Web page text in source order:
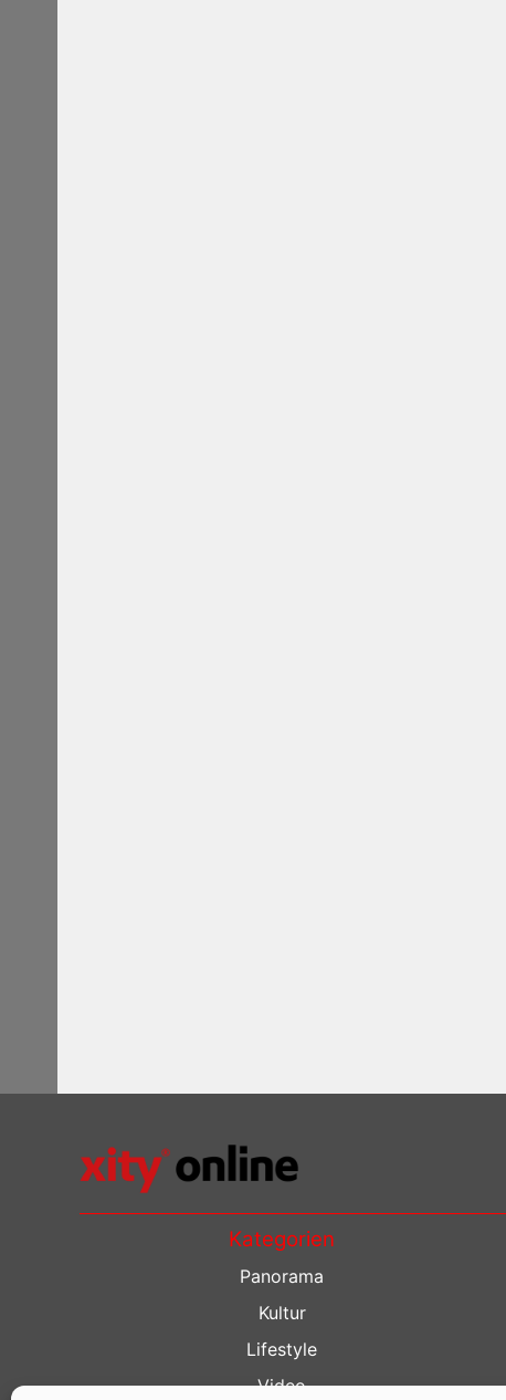
Kategorien
Panorama
Kultur
Lifestyle
Video